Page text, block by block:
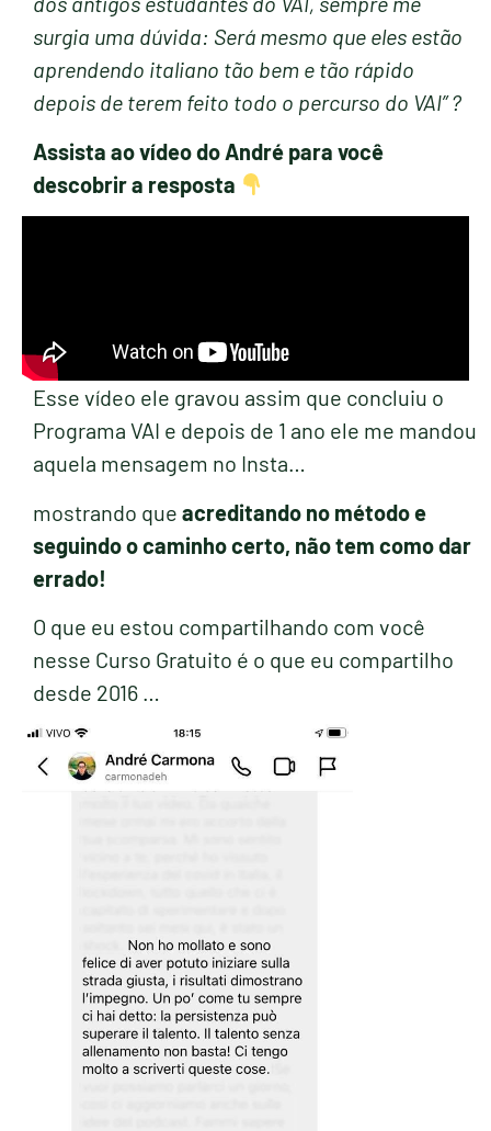
surgia uma dúvida: Será mesmo que eles estão
aprendendo italiano tão bem e tão rápido
depois de terem feito todo o percurso do VAI” ?
Assista ao vídeo do André para você
descobrir a resposta
Esse vídeo ele gravou assim que concluiu o
Programa VAI e depois de 1 ano ele me mandou
aquela mensagem no Insta…
mostrando que acreditando no método e
seguindo o caminho certo, não tem como dar
errado!
O que eu estou compartilhando com você
nesse Curso Gratuito é o que eu compartilho
desde 2016 …